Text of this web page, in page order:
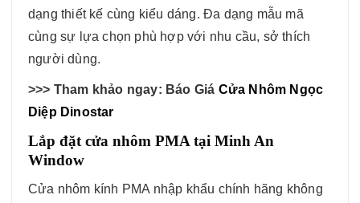
dạng thiết kế cùng kiểu dáng. Đa dạng mẫu mã
cùng sự lựa chọn phù hợp với nhu cầu, sở thích
người dùng.
>>> Tham khảo ngay: Báo Giá Cửa Nhôm Ngọc
Diệp Dinostar
Lắp đặt cửa nhôm PMA tại Minh An
Window
Cửa nhôm kính PMA nhập khẩu chính hãng không